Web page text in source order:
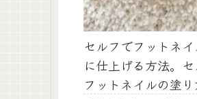
セルフでフットネ
に仕上げる方法。
フットネイルの塗